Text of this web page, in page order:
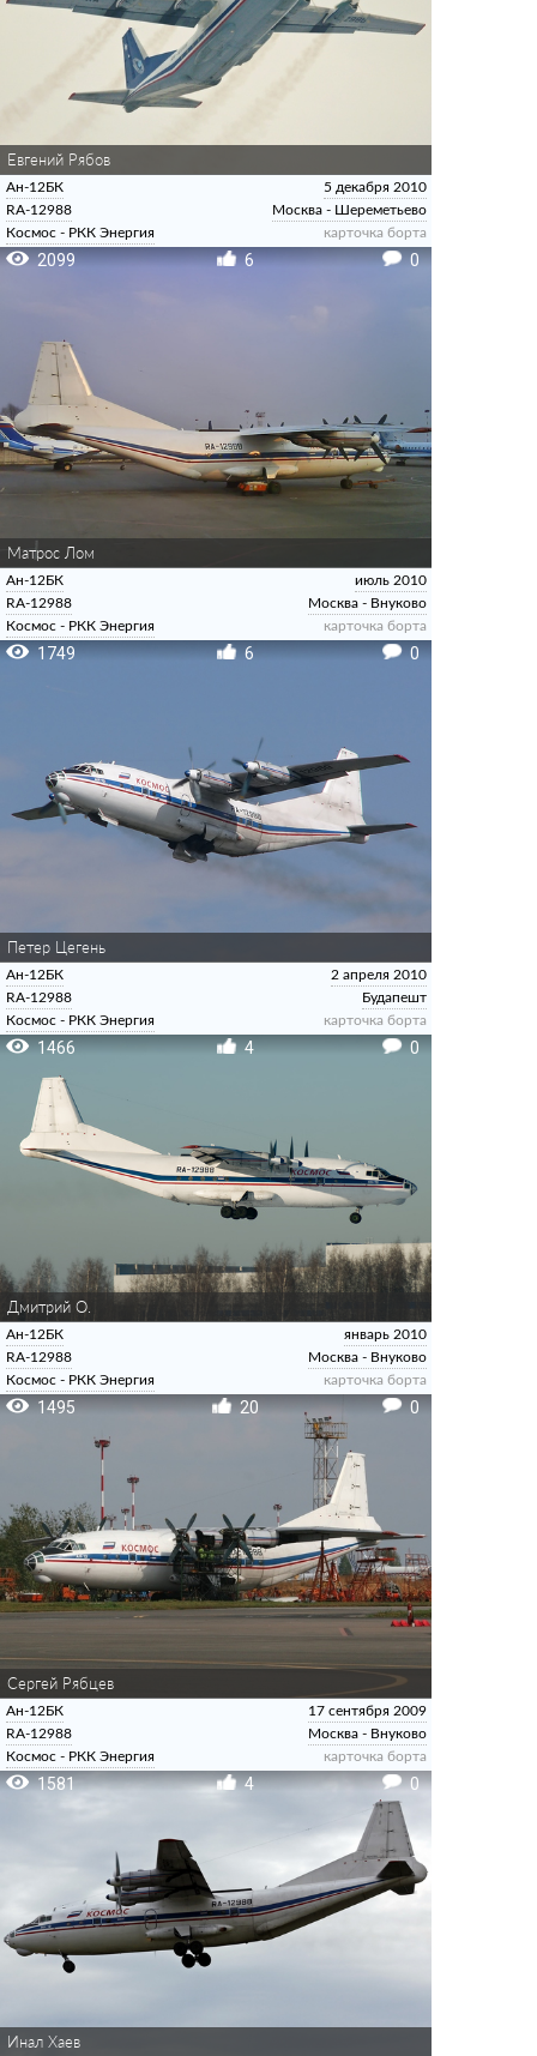
Евгений Рябов
Ан-12БК
RA-12988
Космос - РКК Энергия
5 декабря 2010
Москва - Шереметьево
карточка борта
2099 6 0
Матрос Лом
Ан-12БК
RA-12988
Космос - РКК Энергия
июль 2010
Москва - Внуково
карточка борта
1749 6 0
Петeр Цегень
Ан-12БК
RA-12988
Космос - РКК Энергия
2 апреля 2010
Будапешт
карточка борта
1466 4 0
Дмитрий О.
Ан-12БК
RA-12988
Космос - РКК Энергия
январь 2010
Москва - Внуково
карточка борта
1495 20 0
Сергей Рябцев
Ан-12БК
RA-12988
Космос - РКК Энергия
17 сентября 2009
Москва - Внуково
карточка борта
1581 4 0
Инал Хаев